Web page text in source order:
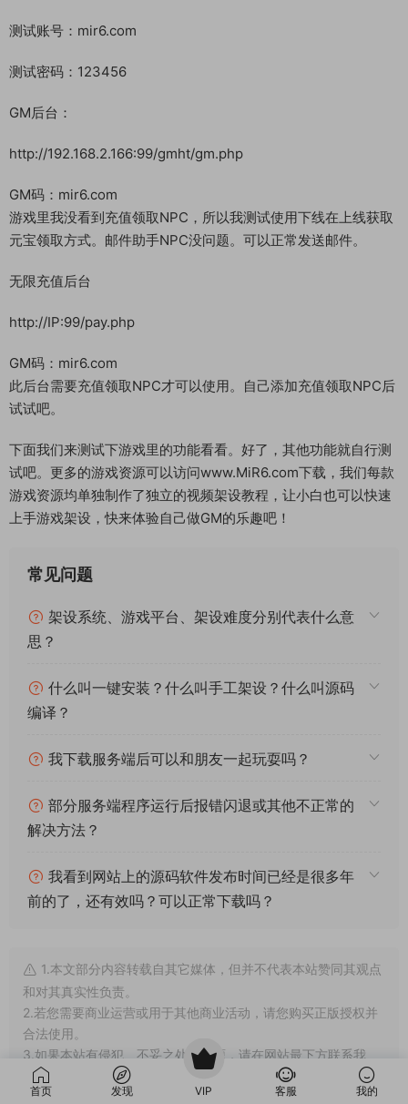
测试账号：mir6.com
测试密码：123456
GM后台：
http://192.168.2.166:99/gmht/gm.php
GM码：mir6.com
游戏里我没看到充值领取NPC，所以我测试使用下线在上线获取
元宝领取方式。邮件助手NPC没问题。可以正常发送邮件。
无限充值后台
http://IP:99/pay.php
GM码：mir6.com
此后台需要充值领取NPC才可以使用。自己添加充值领取NPC后
试试吧。
下面我们来测试下游戏里的功能看看。好了，其他功能就自行测
试吧。更多的游戏资源可以访问www.MiR6.com下载，我们每款
游戏资源均单独制作了独立的视频架设教程，让小白也可以快速
上手游戏架设，快来体验自己做GM的乐趣吧！
常见问题
架设系统、游戏平台、架设难度分别代表什么意
思？
什么叫一键安装？什么叫手工架设？什么叫源码
编译？
我下载服务端后可以和朋友一起玩耍吗？
部分服务端程序运行后报错闪退或其他不正常的
解决方法？
我看到网站上的源码软件发布时间已经是很多年
前的了，还有效吗？可以正常下载吗？
1.本文部分内容转载自其它媒体，但并不代表本站赞同其观点
和对其真实性负责。
2.若您需要商业运营或用于其他商业活动，请您购买正版授权并
合法使用。
3.如果本站有侵犯、不妥之处的资源，请在网站最下方联系我
们。将会第一时间解决！
4.本站所有内容均由互联网收集整理、网友上传，仅供大家参
首页 发现 VIP 客服 我的